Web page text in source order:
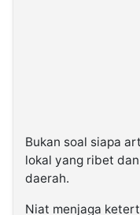
Bukan soal siapa
lokal yang ribet
daerah.
Niat menjaga